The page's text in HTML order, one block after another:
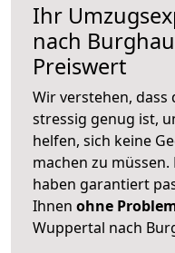
Ihr
nach
Preiswert
Wir verstehen, dass
stressig genug ist,
helfen, sich keine
machen zu
haben garantiert
Ihnen ohne
Wuppertal nach